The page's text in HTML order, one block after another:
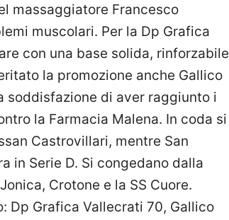
massaggiatore Francesco
muscolari. Per la Dp Grafica
con una base solida, rinforzabile
la promozione anche Gallico
soddisfazione di aver raggiunto i
la Farmacia Malena. In coda si
Castrovillari, mentre San
in Serie D. Si congedano dalla
Crotone e la SS Cuore.
Dp Grafica Vallecrati 70, Gallico